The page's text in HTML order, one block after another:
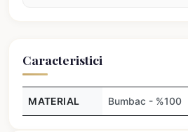
Caracteristici
MATERIAL Bumbac - %100